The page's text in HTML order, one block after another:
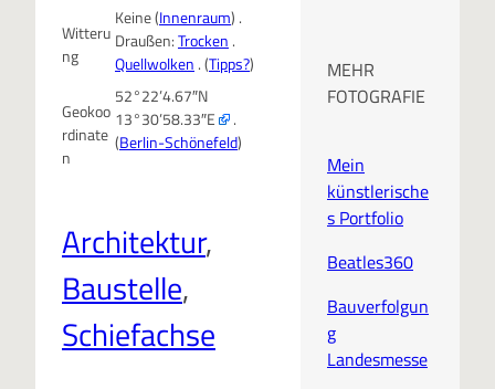
Witteru
ng
Keine (Innenraum) .
Draußen:Trocken .
Quellwolken . (Tipps?)
Geokoo
rdinate
n
52°22’4.67″N
13°30’58.33″E
.
(Berlin-Schönefeld)
Architektur
Baustelle
Schiefachse
MEHR
FOTOGRAFIE
Mein
künstlerische
s Portfolio
Beatles360
Bauverfolgun
g
Landesmesse